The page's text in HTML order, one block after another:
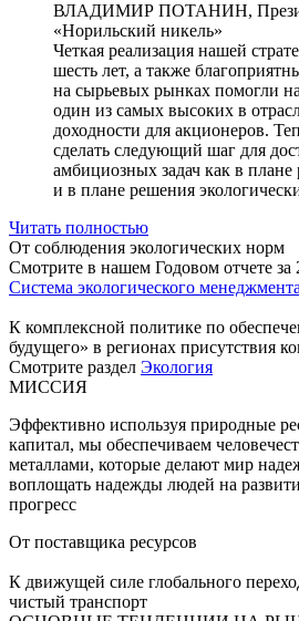
ВЛАДИМИР ПОТАНИН,
«Норильский никель»
Четкая реализация нашей
шесть лет, а также
на сырьевых рынках помогли
один из самых высоких в
доходности для акционеров.
сделать следующий шаг для
амбициозных задач как в плане
и в плане решения
Читать полностью
От соблюдения экологических норм
Смотрите в нашем Годовом отчете за
Система экологического менеджмента
К комплексной политике по
будущего» в регионах присутствия
Смотрите раздел Экология
МИССИЯ
Эффективно используя природные
капитал, мы обеспечиваем
металлами, которые делают мир
воплощать надежды людей на
прогресс
От поставщика ресурсов
К движущей силе глобального
чистый транспорт